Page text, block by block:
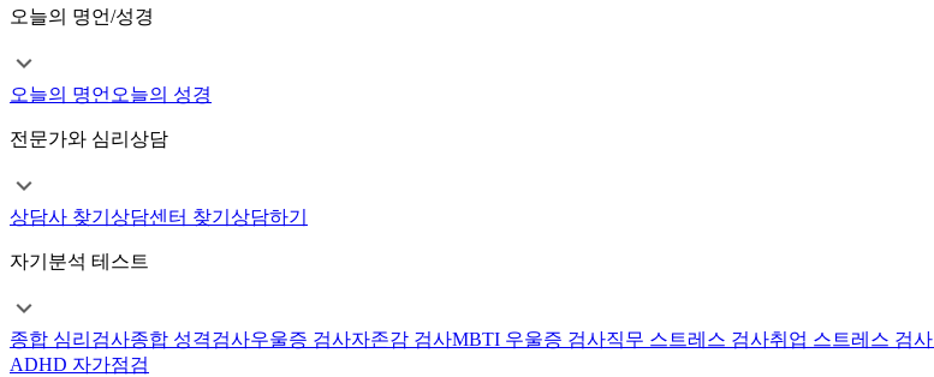
오늘의 명언/성경
오늘의 명언 오늘의 성경
전문가와 심리상담
상담사 찾기 상담센터 찾기 상담하기
자기분석 테스트
종합 심리검사종합 성격검사우울증 검사자존감 검사MBTI 우울증 검사직무 스트레스 검사취업 스트레스 검사
ADHD 자가점검